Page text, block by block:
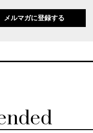
メルマガに登録する